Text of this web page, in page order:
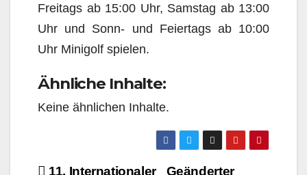
Freitags ab 15:00 Uhr, Samstag ab 13:00
Uhr und Sonn- und Feiertags ab 10:00
Uhr Minigolf spielen.
Ähnliche Inhalte:
Keine ähnlichen Inhalte.
Geänderter
11. Internationaler